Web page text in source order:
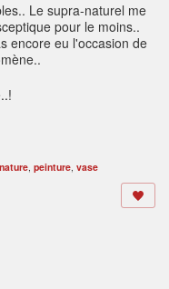
Le supra-naturel me
pour le moins..
encore eu l'occasion de
nature, peinture, vase